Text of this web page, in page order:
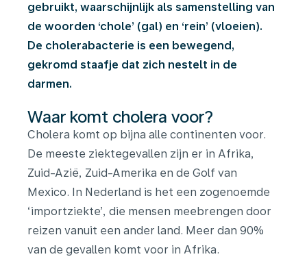
gebruikt, waarschijnlijk als samenstelling van
de woorden ‘chole’ (gal) en ‘rein’ (vloeien).
De cholerabacterie is een bewegend,
gekromd staafje dat zich nestelt in de
darmen.
Waar komt cholera voor?
Cholera komt op bijna alle continenten voor.
De meeste ziektegevallen zijn er in Afrika,
Zuid-Azië, Zuid-Amerika en de Golf van
Mexico. In Nederland is het een zogenoemde
‘importziekte’, die mensen meebrengen door
reizen vanuit een ander land. Meer dan 90%
van de gevallen komt voor in Afrika.